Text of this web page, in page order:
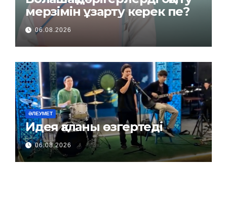
мерзімін ұзарту керек пе?
06.08.2026
ӘЛЕУМЕТ
Идея қаланы өзгертеді
06.08.2026